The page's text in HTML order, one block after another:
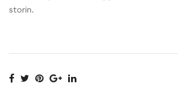
storin.